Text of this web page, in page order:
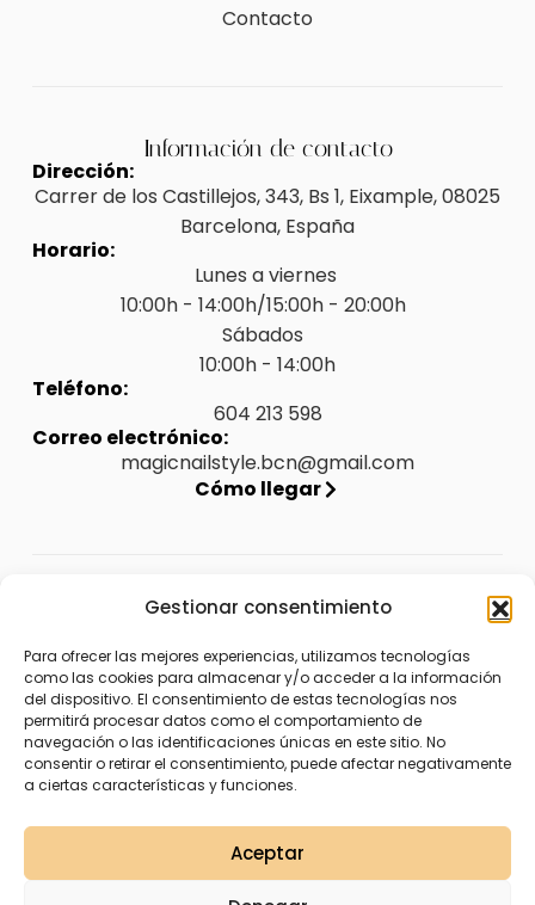
Gestionar consentimiento
Para ofrecer las mejores experiencias, utilizamos tecnologías
como las cookies para almacenar y/o acceder a la información
del dispositivo. El consentimiento de estas tecnologías nos
permitirá procesar datos como el comportamiento de
navegación o las identificaciones únicas en este sitio. No
consentir o retirar el consentimiento, puede afectar negativamente
a ciertas características y funciones.
Aceptar
Contacto
Información de contacto
Dirección:
Carrer de los Castillejos, 343, Bs 1, Eixample, 08025
Barcelona, España
Horario:
Lunes a viernes
10:00h - 14:00h/15:00h - 20:00h
Sábados
10:00h - 14:00h
Teléfono:
604 213 598
Correo electrónico:
magicnailstyle.bcn@gmail.com
Cómo llegar
Legal
Aviso legal
Política de privacidad
Política de envíos y devoluciones
Política de cookies (UE)